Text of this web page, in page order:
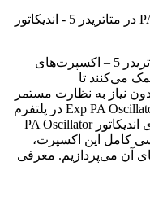
اکسپرت معامله گر PA Oscillator در متاتریدر 5 – اکسپرت‌های
می‌کنند تا
نیاز به نظارت مستمر
اجرا کنند. یکی از این ابزارها، اکسپرت Exp PA Oscillator در پلتفرم
متاتریدر 5 است که بر اساس سیگنال‌های اندیکاتور PA Oscillator
کامل این اکسپرت،
آن می‌پردازیم. معرفی